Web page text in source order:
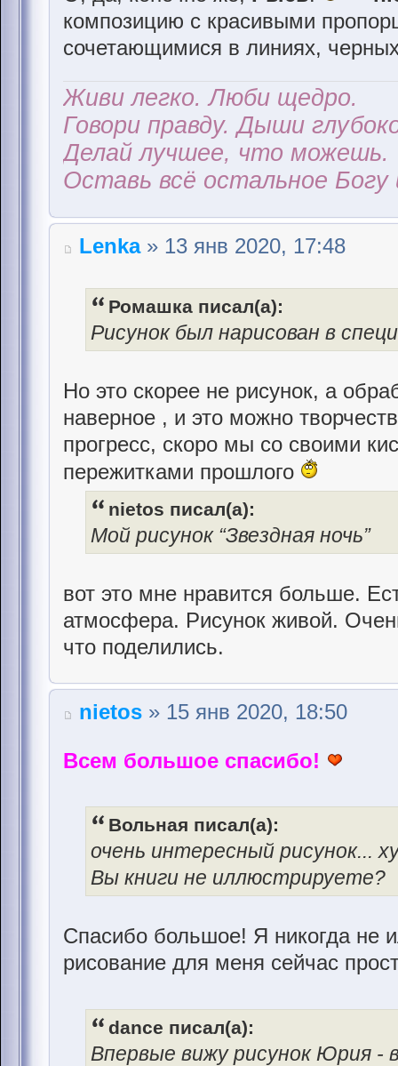
композицию с красивыми
сочетающимися в линиях,
Живи легко. Люби щедро.
Говори правду. Дыши
Делай лучшее, что можешь.
Оставь всё остальное Богу
Lenka» 13 янв 2020, 17:48
Ромашка писал(а):
Рисунок был нарисован в
Но это скорее не рисунок, а
наверное , и это можно
прогресс, скоро мы со своими
пережитками прошлого
nietos писал(а):
Мой рисунок “Звездная ночь”
вот это мне нравится больше.
атмосфера. Рисунок живой.
что поделились.
nietos » 15 янв 2020, 18:50
Всем большое спасибо!
Вольная писал(а):
очень интересный рисунок...
Вы книги не иллюстрируете?
Спасибо большое! Я никогда не
рисование для меня сейчас
dance писал(а):
Впервые вижу рисунок Юрия -